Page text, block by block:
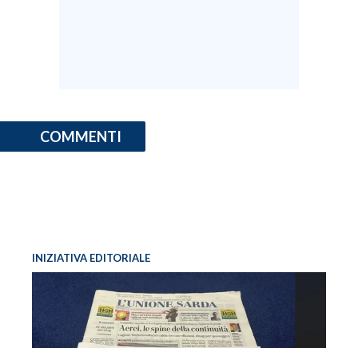
COMMENTI
INIZIATIVA EDITORIALE